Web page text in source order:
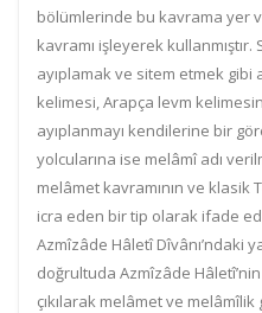
bölümlerinde bu kavrama yer
kavramı işleyerek
ayıplamak ve sitem etmek
kelimesi, Arapça levm
ayıplanmayı kendilerine bir
yolcularına ise melâmî adı
melâmet kavramının ve klasik
icra eden bir tip olarak ifade
Azmîzâde Hâletî Dîvânı’ndaki
doğrultuda Azmîzâde
çıkılarak melâmet ve